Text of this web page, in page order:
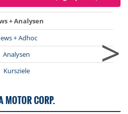
+ Analysen
+ Adhoc
Analysen
Kursziele
>
MOTOR CORP.